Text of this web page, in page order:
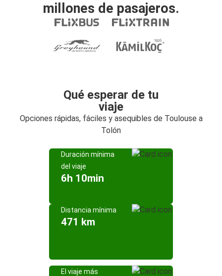
millones de pasajeros.
Qué esperar de tu
viaje
Opciones rápidas, fáciles y asequibles de Toulouse a
Tolón
Duración mínima
del viaje
6h 10min
Distancia mínima
471 km
El viaje más